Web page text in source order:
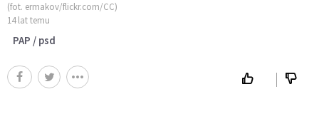
(fot. ermakov/flickr.com/CC)
14 lat temu
PAP / psd